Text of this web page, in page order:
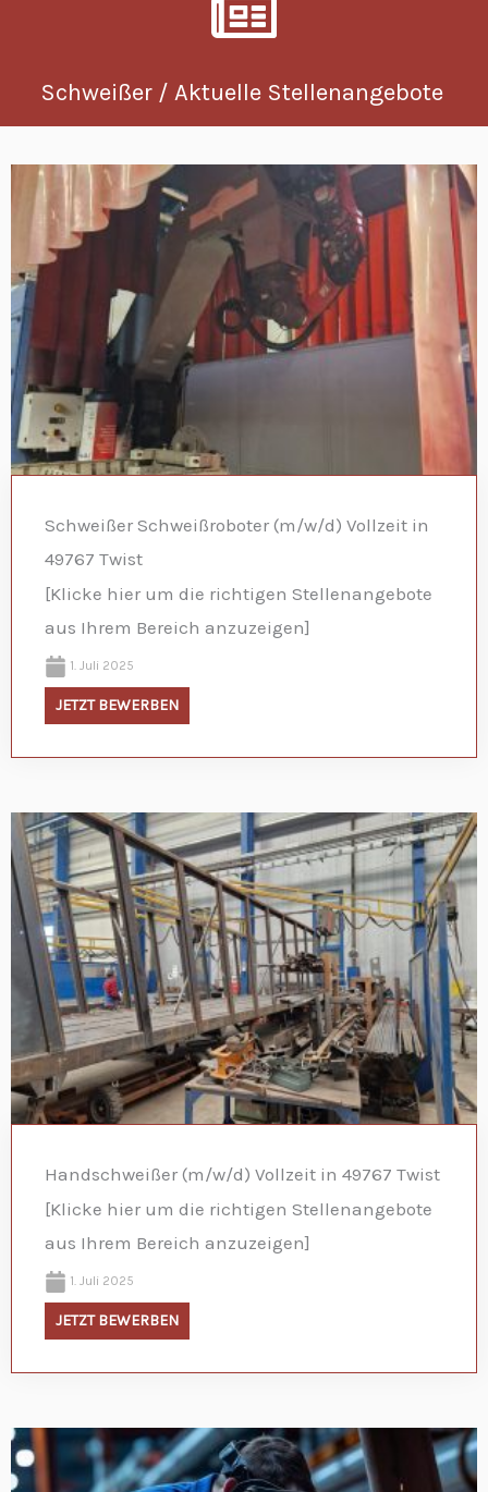
Schweißer / Aktuelle Stellenangebote
Schweißer Schweißroboter (m/w/d) Vollzeit in
49767 Twist
[Klicke hier um die richtigen Stellenangebote
aus Ihrem Bereich anzuzeigen]
1. Juli 2025
JETZT BEWERBEN
Handschweißer (m/w/d) Vollzeit in 49767 Twist
[Klicke hier um die richtigen Stellenangebote
aus Ihrem Bereich anzuzeigen]
1. Juli 2025
JETZT BEWERBEN